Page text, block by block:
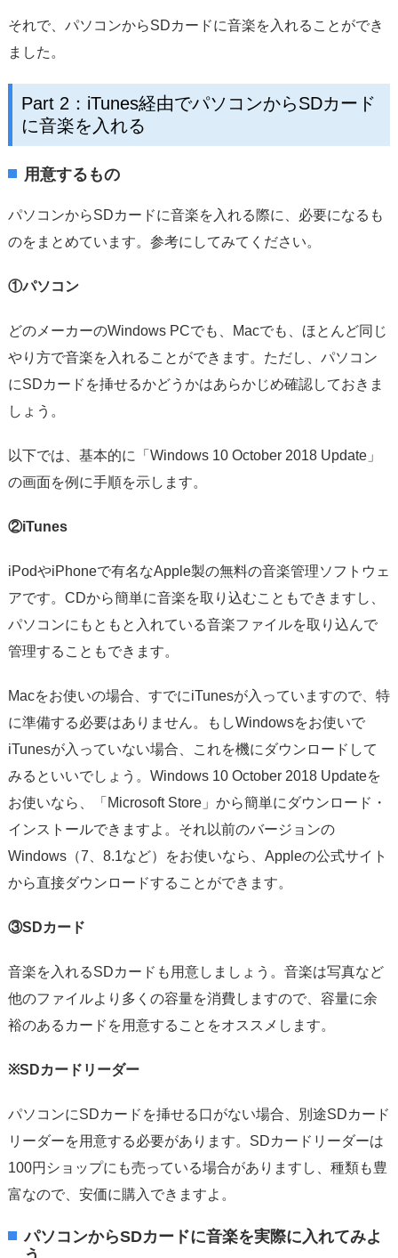
それで、パソコンからSDカードに音楽を入れることができ
ました。
Part 2：iTunes経由でパソコンからSDカード
に音楽を入れる
用意するもの
パソコンからSDカードに音楽を入れる際に、必要になるも
のをまとめています。参考にしてみてください。
①パソコン
どのメーカーのWindows PCでも、Macでも、ほとんど同じ
やり方で音楽を入れることができます。ただし、パソコン
にSDカードを挿せるかどうかはあらかじめ確認しておきま
しょう。
以下では、基本的に「Windows 10 October 2018 Update」
の画面を例に手順を示します。
②iTunes
iPodやiPhoneで有名なApple製の無料の音楽管理ソフトウェ
アです。CDから簡単に音楽を取り込むこともできますし、
パソコンにもともと入れている音楽ファイルを取り込んで
管理することもできます。
Macをお使いの場合、すでにiTunesが入っていますので、特
に準備する必要はありません。もしWindowsをお使いで
iTunesが入っていない場合、これを機にダウンロードして
みるといいでしょう。Windows 10 October 2018 Updateを
お使いなら、「Microsoft Store」から簡単にダウンロード・
インストールできますよ。それ以前のバージョンの
Windows（7、8.1など）をお使いなら、Appleの公式サイト
から直接ダウンロードすることができます。
③SDカード
音楽を入れるSDカードも用意しましょう。音楽は写真など
他のファイルより多くの容量を消費しますので、容量に余
裕のあるカードを用意することをオススメします。
※SDカードリーダー
パソコンにSDカードを挿せる口がない場合、別途SDカード
リーダーを用意する必要があります。SDカードリーダーは
100円ショップにも売っている場合がありますし、種類も豊
富なので、安価に購入できますよ。
パソコンからSDカードに音楽を実際に入れてみよ